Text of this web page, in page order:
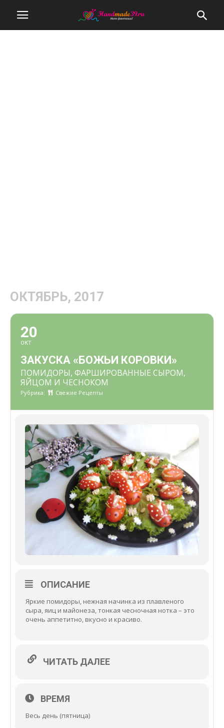
ОКТЯБРЬ, 2017
20
ОКТ
ЗАКУСКА «БОЖЬИ КОРОВКИ»
ПОМИДОРЫ, ФАРШИРОВАННЫЕ СЫРОМ,
ЯЙЦОМ И ЧЕСНОКОМ
Рубрика: Свежие Рецепты
ОПИСАНИЕ
Яркие помидоры, нежная начинка из плавленого
сыра, яиц и майонеза, тонкая чесночная нотка – это
очень аппетитно, вкусно и красиво.
ЧИТАТЬ ДАЛЕЕ
ВРЕМЯ
Весь день (пятница)